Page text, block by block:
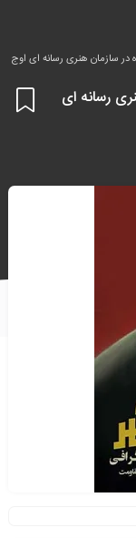
در سازمان هنری رسانه ای اوج
رسانه ای